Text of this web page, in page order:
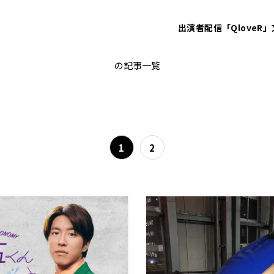
出演者配信「QloveR」
の記事一覧
1 2